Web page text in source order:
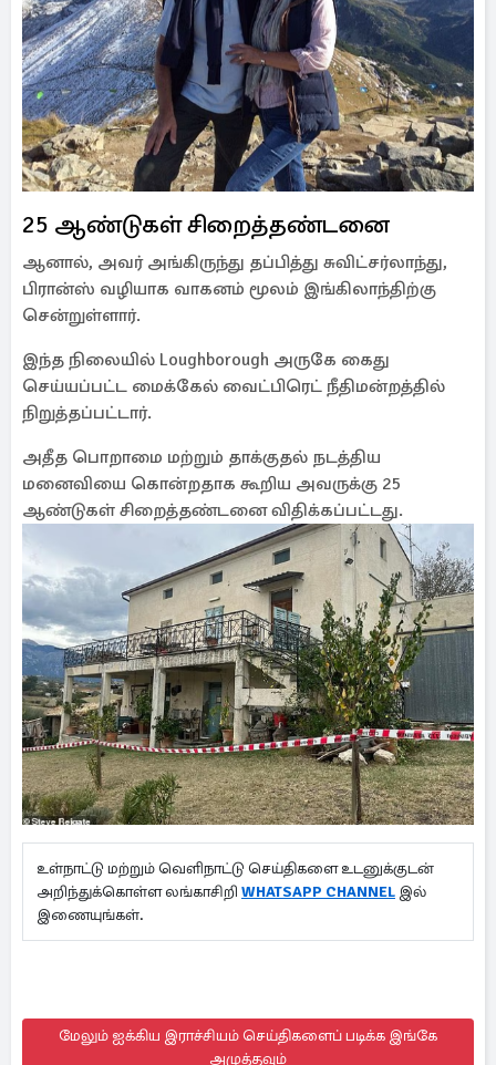
25 ஆண்டுகள் சிறைத்தண்டனை
ஆனால், அவர் அங்கிருந்து தப்பித்து சுவிட்சர்லாந்து,
பிரான்ஸ் வழியாக வாகனம் மூலம் இங்கிலாந்திற்கு
சென்றுள்ளார்.
இந்த நிலையில் Loughborough அருகே கைது
செய்யப்பட்ட மைக்கேல் வைட்பிரெட் நீதிமன்றத்தில்
நிறுத்தப்பட்டார்.
அதீத பொறாமை மற்றும் தாக்குதல் நடத்திய
மனைவியை கொன்றதாக கூறிய அவருக்கு 25
ஆண்டுகள் சிறைத்தண்டனை விதிக்கப்பட்டது.
உள்நாட்டு மற்றும் வெளிநாட்டு செய்திகளை உடனுக்குடன்
அறிந்துக்கொள்ள லங்காசிறி WHATSAPP CHANNEL இல்
இணையுங்கள்.
மேலும் ஐக்கிய இராச்சியம் செய்திகளைப் படிக்க இங்கே
அழுத்தவும்